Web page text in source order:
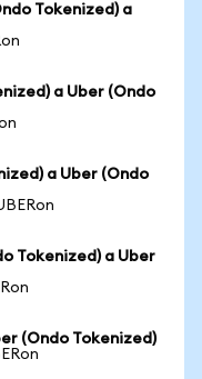
Tokenized) a
a Uber (Ondo
a Uber (Ondo
Tokenized) a Uber
(Ondo Tokenized)